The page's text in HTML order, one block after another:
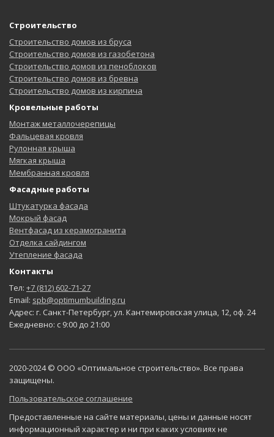
Строительство
Строительство домов из бруса
Строительство домов из газобетона
Строительство домов из пеноблоков
Строительство домов из бревна
Строительство домов из кирпича
Кровельные работы
Монтаж металлочерепицы
Фальцевая кровля
Рулонная крыша
Мягкая крыша
Мембранная кровля
Фасадные работы
Штукатурка фасада
Мокрый фасад
Вентфасад из керамогранита
Отделка сайдингом
Утепление фасада
Контакты
Тел: +7 (812) 602-71-27
Email: spb@optimumbuilding.ru
Адрес: г. Санкт-Петербург, ул. Кантемировская улица, 12, оф. 24
Ежедневно: с 9:00 до 21:00
2020-2024 © ООО «Оптимальное строительство». Все права
защищены.
Пользовательское соглашение
Предоставленные на сайте материалы, цены и данные носят
информационный характер и ни при каких условиях не